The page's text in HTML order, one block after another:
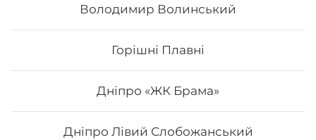
Володимир Волинський
Горішні Плавні
Дніпро «ЖК Брама»
Дніпро Лівий Слобожанський